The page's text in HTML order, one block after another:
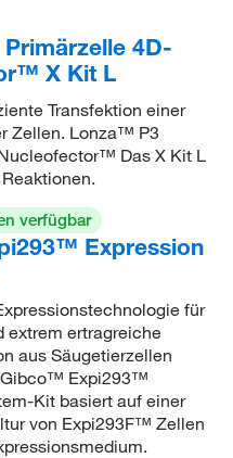
4D-
X Kit L
Transfektion einer
Zellen. Lonza™ P3
Das X Kit L
verfügbar
Expression
für
extrem ertragreiche
aus Säugetierzellen
Expi293™
Kit basiert auf einer
von Expi293F™ Zellen